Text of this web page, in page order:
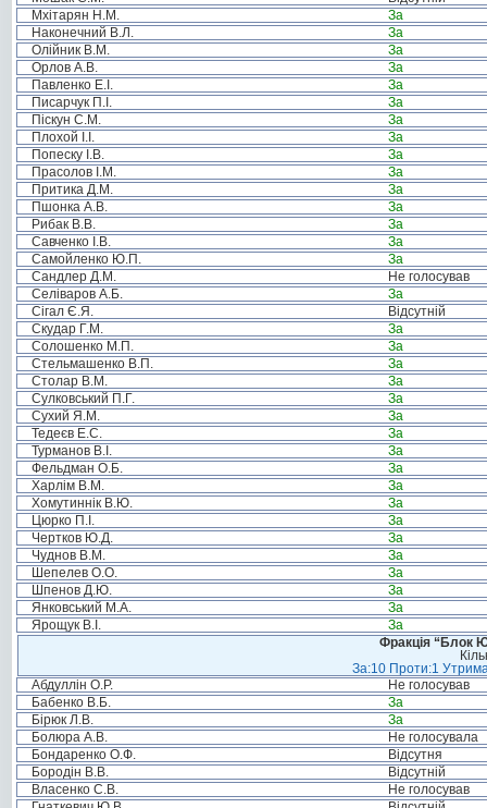
Мхітарян Н.М.
За
Наконечний В.Л.
За
Олійник В.М.
За
Орлов А.В.
За
Павленко Е.І.
За
Писарчук П.І.
За
Піскун С.М.
За
Плохой І.І.
За
Попеску І.В.
За
Прасолов І.М.
За
Притика Д.М.
За
Пшонка А.В.
За
Рибак В.В.
За
Савченко І.В.
За
Самойленко Ю.П.
За
Сандлер Д.М.
Не голосував
Селіваров А.Б.
За
Сігал Є.Я.
Відсутній
Скудар Г.М.
За
Солошенко М.П.
За
Стельмашенко В.П.
За
Столар В.М.
За
Сулковський П.Г.
За
Сухий Я.М.
За
Тедеєв Е.С.
За
Турманов В.І.
За
Фельдман О.Б.
За
Харлім В.М.
За
Хомутиннік В.Ю.
За
Цюрко П.І.
За
Чертков Ю.Д.
За
Чуднов В.М.
За
Шепелев О.О.
За
Шпенов Д.Ю.
За
Янковський М.А.
За
Ярощук В.І.
За
Фракція “Блок
За:10 Проти:1
Абдуллін О.Р.
Не голосував
Бабенко В.Б.
За
Бірюк Л.В.
За
Болюра А.В.
Не голосувала
Бондаренко О.Ф.
Відсутня
Бородін В.В.
Відсутній
Власенко С.В.
Не голосував